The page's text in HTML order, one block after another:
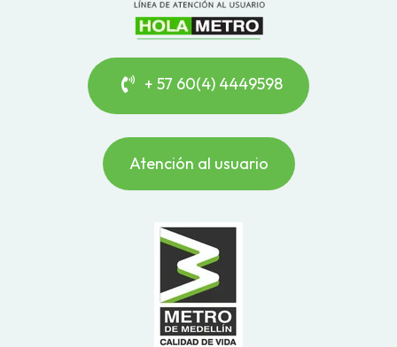
+ 57 60(4) 4449598
Atención al usuario